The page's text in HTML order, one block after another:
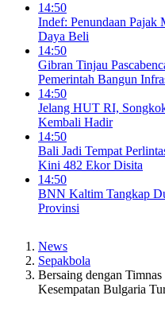
14:50
Indef: Penundaan Pajak
Daya Beli
14:50
Gibran Tinjau
Pemerintah Bangun
14:50
Jelang HUT RI,
Kembali Hadir
14:50
Bali Jadi Tempat
Kini 482 Ekor Disita
14:50
BNN Kaltim Tangkap
Provinsi
News
Sepakbola
Bersaing dengan
Kesempatan Bulgaria